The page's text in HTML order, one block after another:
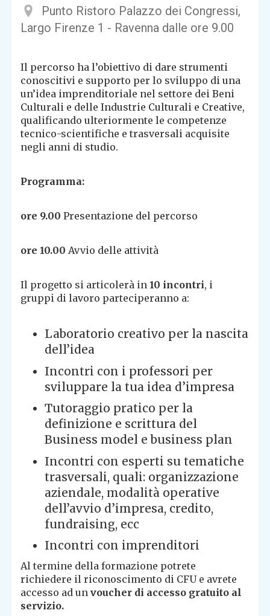
Punto Ristoro Palazzo dei Congressi,
Largo Firenze 1 - Ravenna dalle ore 9.00
Il percorso ha l’obiettivo di dare strumenti
conoscitivi e supporto per lo sviluppo di una
un’idea imprenditoriale nel settore dei Beni
Culturali e delle Industrie Culturali e Creative,
qualificando ulteriormente le competenze
tecnico-scientifiche e trasversali acquisite
negli anni di studio.
Programma:
ore 9.00 Presentazione del percorso
ore 10.00 Avvio delle attività
Il progetto si articolerà in10 incontri, i
gruppi di lavoro parteciperanno a:
Laboratorio creativo per la nascita
dell’idea
Incontri con i professori per
sviluppare la tua idea d’impresa
Tutoraggio pratico per la
definizione e scrittura del
Business model e business plan
Incontri con esperti su tematiche
trasversali, quali: organizzazione
aziendale, modalità operative
dell’avvio d’impresa, credito,
fundraising, ecc
Incontri con imprenditori
Al termine della formazione potrete
richiedere il riconoscimento di CFU e avrete
accesso ad unvoucher di accesso gratuito al
servizio.